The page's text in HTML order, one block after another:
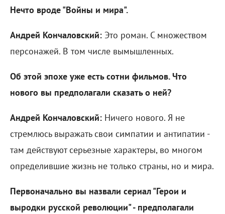
Нечто вроде "Войны и мира".
Андрей Кончаловский: Это роман. С множеством
персонажей. В том числе вымышленных.
Об этой эпохе уже есть сотни фильмов. Что
нового вы предполагали сказать о ней?
Андрей Кончаловский: Ничего нового. Я не
стремлюсь выражать свои симпатии и антипатии -
там действуют серьезные характеры, во многом
определившие жизнь не только страны, но и мира.
Первоначально вы назвали сериал "Герои и
выродки русской революции" - предполагали